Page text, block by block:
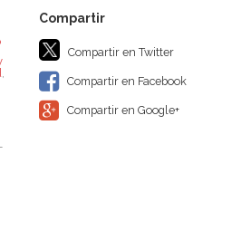
,
Compartir en Twitter
Compartir en Facebook
Compartir en Google+